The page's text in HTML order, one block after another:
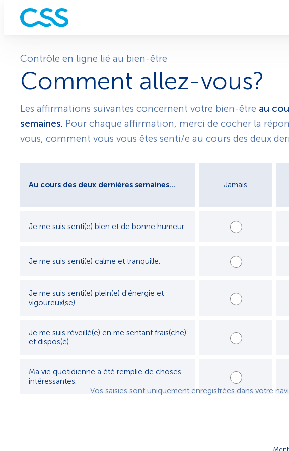
Contrôle en ligne lié au bien-être
Comment allez-vous?
Les affirmations suivantes concernent votre bien-être au
semaines. Pour chaque affirmation, merci de cocher la
vous, comment vous vous êtes senti/e au cours des deux
Au cours des deux dernières semaines... Jamais
Je me suis senti(e) bien et de bonne humeur. Jamais
Je me suis senti(e) calme et tranquille. Jamais
Je me suis senti(e) plein(e) d'énergie et
vigoureux(se).
Jamais
Je me suis réveillé(e) en me sentant frais(che)
et dispos(e).
Jamais
Ma vie quotidienne a été remplie de choses
intéressantes.
Jamais
Vos saisies sont uniquement enregistrées dans votre